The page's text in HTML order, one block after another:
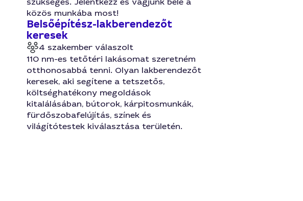
közös munkába most!
Belsőépítész-lakberendezőt
keresek
4 szakember válaszolt
110 nm-es tetőtéri lakásomat szeretném
otthonosabbá tenni. Olyan lakberendezőt
keresek, aki segítene a tetszetős,
költséghatékony megoldások
kitalálásában, bútorok, kárpitosmunkák,
fürdőszobafelújítás, színek és
világítótestek kiválasztása területén.